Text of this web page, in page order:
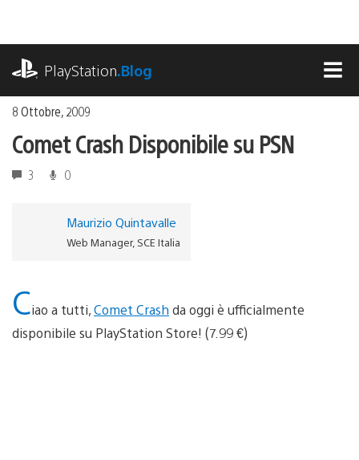
contenuto
PlayStation.Blog
8 Ottobre, 2009
Comet Crash Disponibile su PSN
3 0
Maurizio Quintavalle
Web Manager, SCE Italia
Ciao a tutti,Comet Crash da oggi è ufficialmente
disponibile su PlayStation Store! (7.99 €)